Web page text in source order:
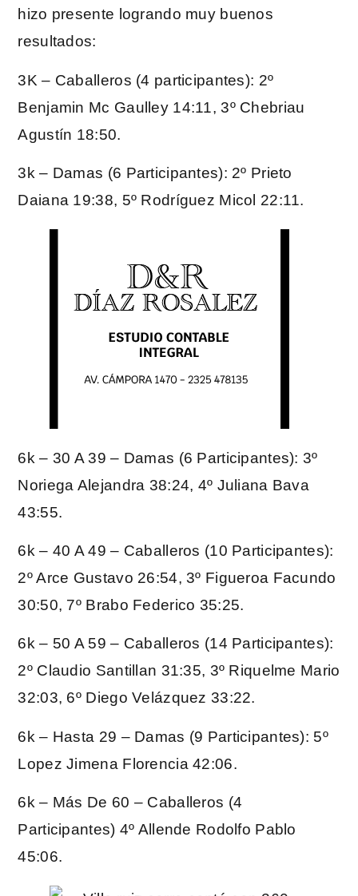
hizo presente logrando muy buenos
resultados:
3K – Caballeros (4 participantes): 2º
Benjamin Mc Gaulley 14:11, 3º Chebriau
Agustín 18:50.
3k – Damas (6 Participantes): 2º Prieto
Daiana 19:38, 5º Rodríguez Micol 22:11.
6k – 30 A 39 – Damas (6 Participantes): 3º
Noriega Alejandra 38:24, 4º Juliana Bava
43:55.
6k – 40 A 49 – Caballeros (10 Participantes):
2º Arce Gustavo 26:54, 3º Figueroa Facundo
30:50, 7º Brabo Federico 35:25.
6k – 50 A 59 – Caballeros (14 Participantes):
2º Claudio Santillan 31:35, 3º Riquelme Mario
32:03, 6º Diego Velázquez 33:22.
6k – Hasta 29 – Damas (9 Participantes): 5º
Lopez Jimena Florencia 42:06.
6k – Más De 60 – Caballeros (4
Participantes) 4º Allende Rodolfo Pablo
45:06.